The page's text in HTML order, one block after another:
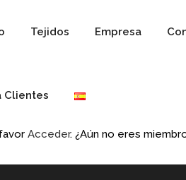
Tejidos Empresa
Clientes
Acceder. ¿Aún no eres